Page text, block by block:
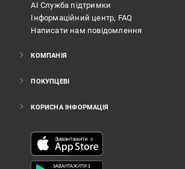
АІ Служба підтримки
Інформаційний центр, FAQ
Написати нам повідомлення
КОМПАНІЯ
ПОКУПЦЕВІ
КОРИСНА ІНФОРМАЦІЯ